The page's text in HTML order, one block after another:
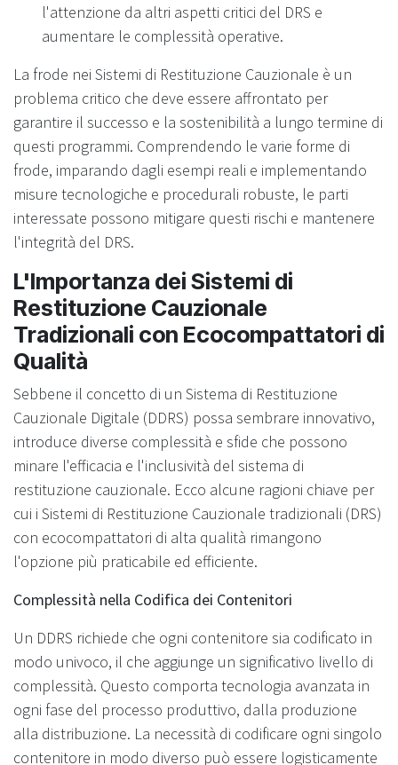
l'attenzione da altri aspetti critici del DRS e
aumentare le complessità operative.
La frode nei Sistemi di Restituzione Cauzionale è un
problema critico che deve essere affrontato per
garantire il successo e la sostenibilità a lungo termine di
questi programmi. Comprendendo le varie forme di
frode, imparando dagli esempi reali e implementando
misure tecnologiche e procedurali robuste, le parti
interessate possono mitigare questi rischi e mantenere
l'integrità del DRS.
L'Importanza dei Sistemi di
Restituzione Cauzionale
Tradizionali con Ecocompattatori di
Qualità
Sebbene il concetto di un Sistema di Restituzione
Cauzionale Digitale (DDRS) possa sembrare innovativo,
introduce diverse complessità e sfide che possono
minare l'efficacia e l'inclusività del sistema di
restituzione cauzionale. Ecco alcune ragioni chiave per
cui i Sistemi di Restituzione Cauzionale tradizionali (DRS)
con ecocompattatori di alta qualità rimangono
l'opzione più praticabile ed efficiente.
Complessità nella Codifica dei Contenitori
Un DDRS richiede che ogni contenitore sia codificato in
modo univoco, il che aggiunge un significativo livello di
complessità. Questo comporta tecnologia avanzata in
ogni fase del processo produttivo, dalla produzione
alla distribuzione. La necessità di codificare ogni singolo
contenitore in modo diverso può essere logisticamente